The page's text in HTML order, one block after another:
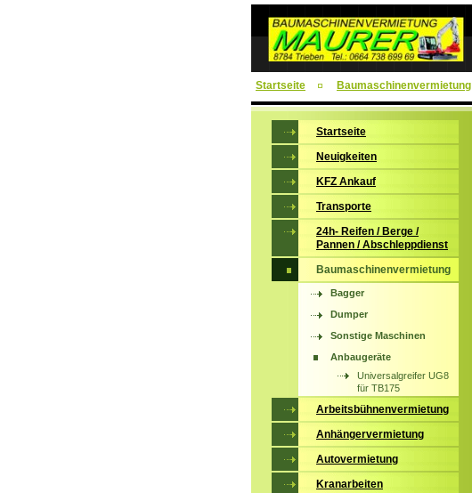
Startseite Baumaschinenvermietung
Startseite
Neuigkeiten
KFZ Ankauf
Transporte
24h- Reifen / Berge /
Pannen / Abschleppdienst
Baumaschinenvermietung
Bagger
Dumper
Sonstige Maschinen
Anbaugeräte
Universalgreifer UG8
für TB175
Arbeitsbühnenvermietung
Anhängervermietung
Autovermietung
Kranarbeiten